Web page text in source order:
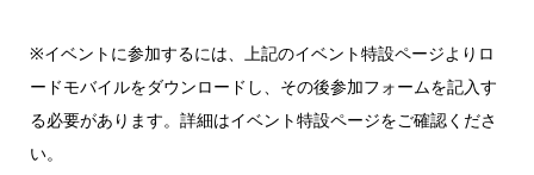
※イベントに参加するには、上記のイベント特設ページよりロ
ードモバイルをダウンロードし、その後参加フォームを記入す
る必要があります。詳細はイベント特設ページをご確認くださ
い。